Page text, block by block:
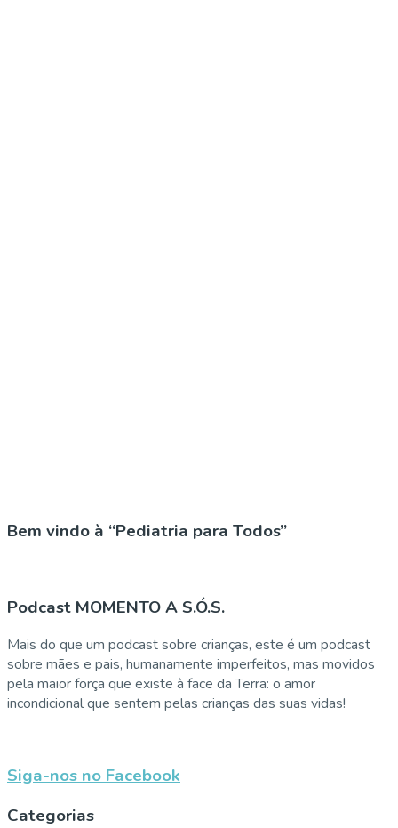
Bem vindo à “Pediatria para Todos”
Podcast MOMENTO A S.Ó.S.
Mais do que um podcast sobre crianças, este é um podcast
sobre mães e pais, humanamente imperfeitos, mas movidos
pela maior força que existe à face da Terra: o amor
incondicional que sentem pelas crianças das suas vidas!
Siga-nos no Facebook
Categorias